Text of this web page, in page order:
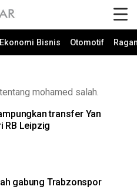
Ekonomi Bisnis Otomotif
mohamed salah.
transfer Yan
RB Leipzig
gabung Trabzonspor